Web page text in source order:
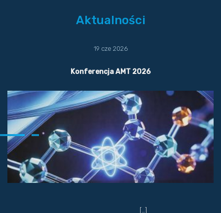
Aktualności
19 cze 2026
Konferencja AMT 2026